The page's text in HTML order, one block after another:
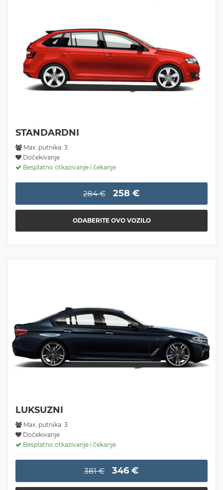
STANDARDNI
Max. putnika: 3
Dočekivanje
Besplatno otkazivanje i čekanje
284 € 258 €
ODABERITE OVO VOZILO
LUKSUZNI
Max. putnika: 3
Dočekivanje
Besplatno otkazivanje i čekanje
381 € 346 €